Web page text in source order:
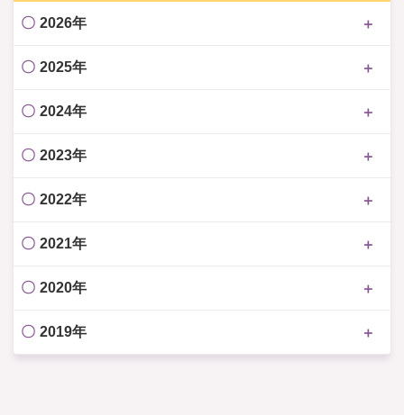
2026年
2025年
2024年
2023年
2022年
2021年
2020年
2019年